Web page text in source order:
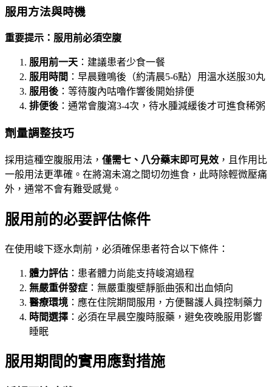
服用方法與時機
重要提示：服用前必須空腹
服用前一天 ：建議患者少食一餐
服用時間 ：早晨雞鳴後（約清晨5-6點）用溫水送服30丸
服用後 ：等待腹內咕嚕作響後開始排便
排便後 ：通常會腹瀉3-4次，待水腫減緩後才可進食稀粥
劑量調整技巧
採用這種空腹服用法， 僅需七、八分藥末即可見效 ，且作用比
一般用法更準確。在將瀉未瀉之間切勿進食，此時除輕微壓痛
外，通常不會有難受感覺。
服用前的必要評估條件
在使用峻下逐水劑前，必須確保患者符合以下條件：
體力評估 ：患者體力尚能支持峻瀉過程
無嚴重併發症 ：無嚴重腹壁靜脈曲張和出血傾向
醫療環境 ：應在住院期間服用，方便醫護人員控制藥力
時間選擇 ：必須在早晨空腹時服藥，避免夜晚服用影響
睡眠
服用期間的實用應對措施